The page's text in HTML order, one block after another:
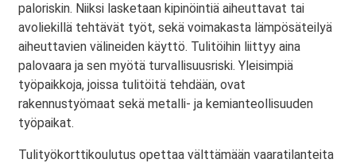
paloriskin. Niiksi lasketaan kipinöintiä aiheuttavat tai
avoliekillä tehtävät työt, sekä voimakasta lämpösäteilyä
aiheuttavien välineiden käyttö. Tulitöihin liittyy aina
palovaara ja sen myötä turvallisuusriski. Yleisimpiä
työpaikkoja, joissa tulitöitä tehdään, ovat
rakennustyömaat sekä metalli- ja kemianteollisuuden
työpaikat.
Tulityökorttikoulutus opettaa välttämään vaaratilanteita